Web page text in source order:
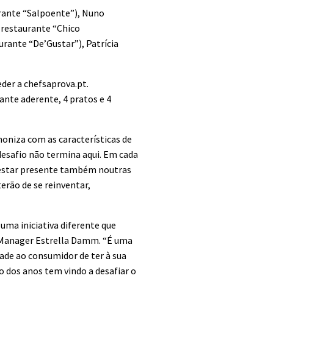
“Salpoente”), Nuno
“Chico
“De’Gustar”), Patrícia
a chefsaprova.pt.
aderente, 4 pratos e 4
com as características de
não termina aqui. Em cada
presente também noutras
de se reinventar,
iniciativa diferente que
Estrella Damm. “É uma
ao consumidor de ter à sua
anos tem vindo a desafiar o